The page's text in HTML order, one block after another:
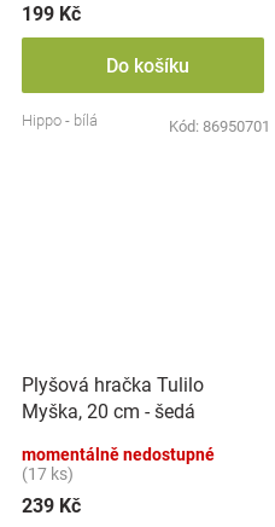
199 Kč
Do košíku
Hippo - bílá Kód: 86950701
Plyšová hračka Tulilo
Myška, 20 cm - šedá
momentálně nedostupné
(17 ks)
239 Kč